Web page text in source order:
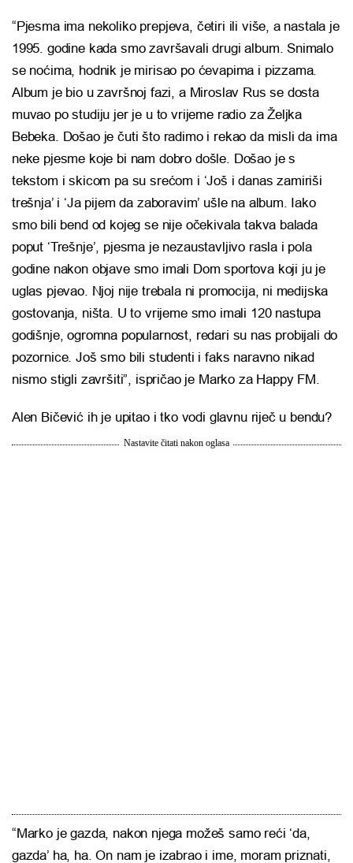
“Pjesma ima nekoliko prepjeva, četiri ili više, a nastala je
1995. godine kada smo završavali drugi album. Snimalo
se noćima, hodnik je mirisao po ćevapima i pizzama.
Album je bio u završnoj fazi, a Miroslav Rus se dosta
muvao po studiju jer je u to vrijeme radio za Željka
Bebeka. Došao je čuti što radimo i rekao da misli da ima
neke pjesme koje bi nam dobro došle. Došao je s
tekstom i skicom pa su srećom i ‘Još i danas zamiriši
trešnja’ i ‘Ja pijem da zaboravim’ ušle na album. Iako
smo bili bend od kojeg se nije očekivala takva balada
poput ‘Trešnje’, pjesma je nezaustavljivo rasla i pola
godine nakon objave smo imali Dom sportova koji ju je
uglas pjevao. Njoj nije trebala ni promocija, ni medijska
gostovanja, ništa. U to vrijeme smo imali 120 nastupa
godišnje, ogromna popularnost, redari su nas probijali do
pozornice. Još smo bili studenti i faks naravno nikad
nismo stigli završiti”, ispričao je Marko za Happy FM.
Alen Bičević ih je upitao i tko vodi glavnu riječ u bendu?
Nastavite čitati nakon oglasa
“Marko je gazda, nakon njega možeš samo reći ‘da,
gazda’ ha, ha. On nam je izabrao i ime, moram priznati,